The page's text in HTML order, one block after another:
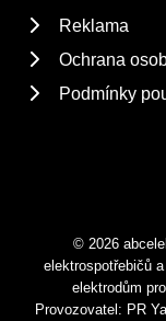
Reklama
Ochrana
Podmínky
© 2026
elektrospotřebičů
elektrodům
Provozovatel: PR